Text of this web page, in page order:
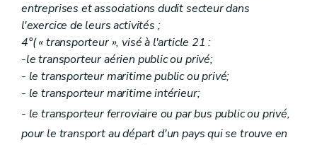
entreprises et associations dudit secteur dans
l'exercice de leurs activités ;
4°( « transporteur », visé à l'article 21 :
-le transporteur aérien public ou privé;
- le transporteur maritime public ou privé;
- le transporteur maritime intérieur;
- le transporteur ferroviaire ou par bus public ou privé,
pour le transport au départ d'un pays qui se trouve en